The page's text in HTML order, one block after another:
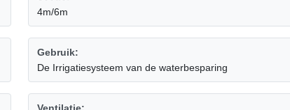
4m/6m
Gebruik:
De Irrigatiesysteem van de waterbesparing